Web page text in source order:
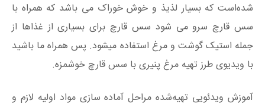
شده‌است که بسیار لذیذ و خوش خوراک می باشد که همراه با
سس قارچ سرو می شود سس قارچ برای بسیاری از غذاها از
جمله استیک گوشت و مرغ استفاده میشود. پس همراه ما باشید
با ویدیوی طرز تهیه مرغ پنیری با سس قارچ خوشمزه.
آموزش ویدئویی تهیه‌شده مراحل آماده سازی مواد اولیه لازم و